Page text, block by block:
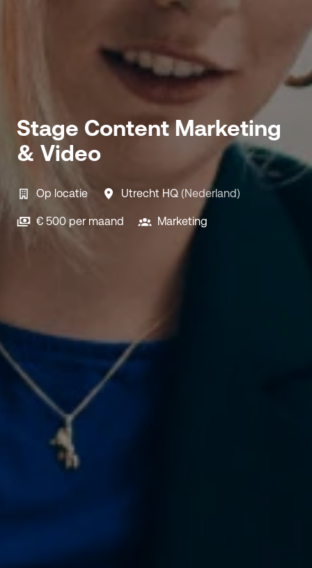
Stage Content Marketing
& Video
Op locatie Utrecht HQ (Nederland)
€ 500 per maand Marketing